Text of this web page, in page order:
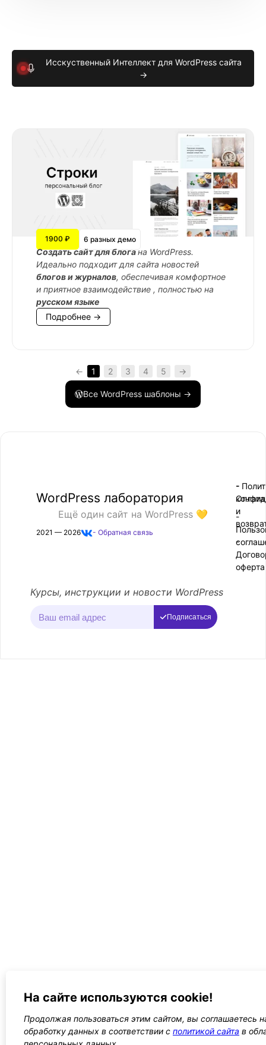
Исскуственный Интеллект для WordPress сайта
→
1900 ₽ 6 разных демо
Cоздать сайт для блогана WordPress.
Идеально подходит для сайта новостей
блогов и журналов, обеспечивая комфортное
и приятное взаимодействие , полностью на
русском языке
Подробнее →
← 1 2 3 4 5 →
Все WordPress шаблоны →
WordPress лаборатория
Ещё один сайт на WordPress 💛
2021 — 2026 - Обратная связь
-
-
-
Оплата
и
-
оферта
Курсы, инструкции и новости WordPress
Подписаться
На сайте используются cookie!
Продолжая пользоваться этим сайтом, вы соглашаетесь
обработку данных в соответствии с политикой сайта в